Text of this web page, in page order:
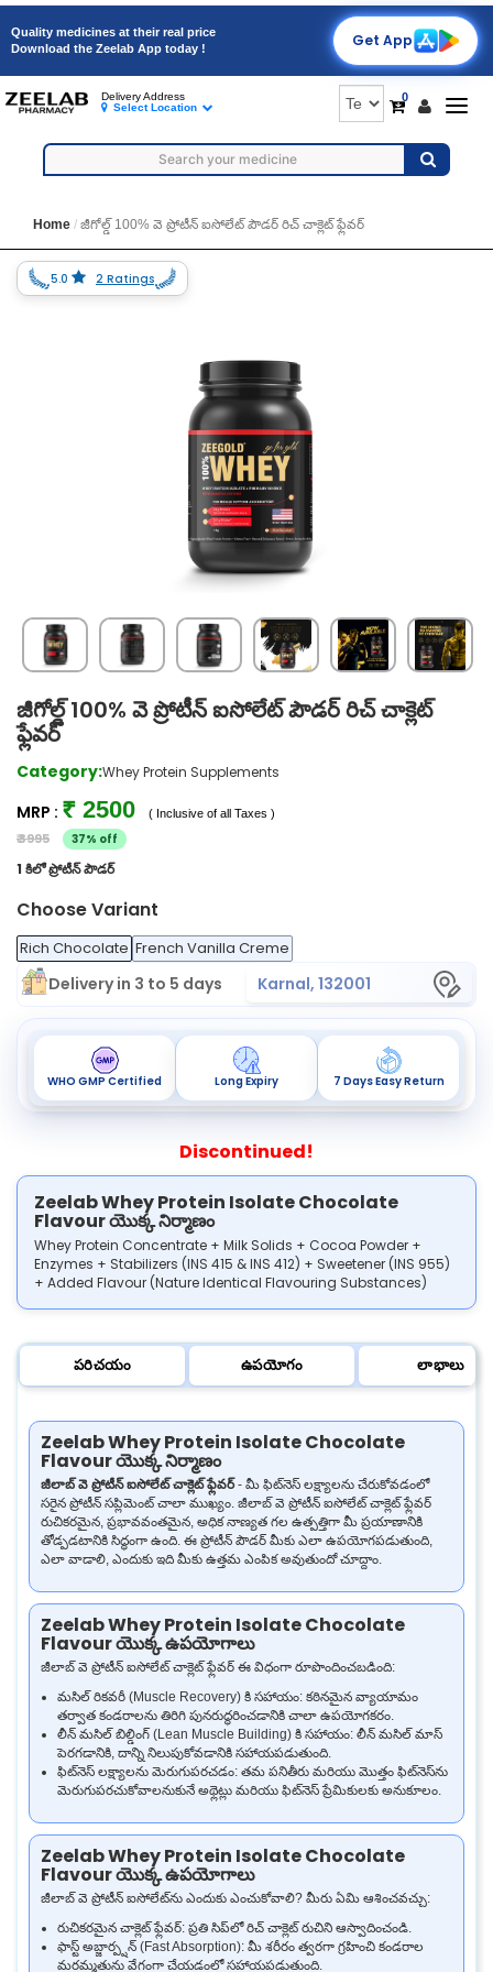
Quality medicines at their real price
Download the Zeelab App today !
Get App
0
Delivery Address
Select Location
Home జీగోల్డ్ 100% వె ప్రోటీన్ ఐసోలేట్ పౌడర్ రిచ్ చాక్లెట్ ఫ్లేవర్
5.0 2 Ratings
జీగోల్డ్ 100% వె ప్రోటీన్ ఐసోలేట్ పౌడర్ రిచ్ చాక్లెట్
ఫ్లేవర్
Category:Whey Protein Supplements
MRP : ₹ 2500 ( Inclusive of all Taxes )
₹ 3995 37% off
1 కిలో ప్రోటీన్ పౌడర్
Choose Variant
Rich Chocolate French Vanilla Creme
Delivery in 3 to 5 days Karnal, 132001
WHO GMP Certified Long Expiry 7 Days Easy Return
Discontinued!
Zeelab Whey Protein Isolate Chocolate
Flavour యొక్క నిర్మాణం
Whey Protein Concentrate + Milk Solids + Cocoa Powder +
Enzymes + Stabilizers (INS 415 & INS 412) + Sweetener (INS 955)
+ Added Flavour (Nature Identical Flavouring Substances)
పరిచయం ఉపయోగం లాభాలు
Zeelab Whey Protein Isolate Chocolate
Flavour యొక్క నిర్మాణం
జీలాబ్ వె ప్రోటీన్ ఐసోలేట్ చాక్లెట్ ఫ్లేవర్- మీ ఫిట్‌నెస్ లక్ష్యాలను చేరుకోవడంలో
సరైన ప్రోటీన్ సప్లిమెంట్ చాలా ముఖ్యం. జీలాబ్ వె ప్రోటీన్ ఐసోలేట్ చాక్లెట్ ఫ్లేవర్
రుచికరమైన, ప్రభావవంతమైన, అధిక నాణ్యత గల ఉత్పత్తిగా మీ ప్రయాణానికి
తోడ్పడటానికి సిద్ధంగా ఉంది. ఈ ప్రోటీన్ పౌడర్ మీకు ఎలా ఉపయోగపడుతుంది,
ఎలా వాడాలి, ఎందుకు ఇది మీకు ఉత్తమ ఎంపిక అవుతుందో చూద్దాం.
Zeelab Whey Protein Isolate Chocolate
Flavour యొక్క ఉపయోగాలు
జీలాబ్ వె ప్రోటీన్ ఐసోలేట్ చాక్లెట్ ఫ్లేవర్ ఈ విధంగా రూపొందించబడింది:
మసిల్ రికవరీ (Muscle Recovery) కి సహాయం: కఠినమైన వ్యాయామం
తర్వాత కండరాలను తిరిగి పునరుద్ధరించడానికి చాలా ఉపయోగకరం.
లీన్ మసిల్ బిల్డింగ్ (Lean Muscle Building) కి సహాయం: లీన్ మసిల్ మాస్
పెరగడానికి, దాన్ని నిలుపుకోవడానికి సహాయపడుతుంది.
ఫిట్‌నెస్ లక్ష్యాలను మెరుగుపరచడం: తమ పనితీరు మరియు మొత్తం ఫిట్‌నెస్‌ను
మెరుగుపరచుకోవాలనుకునే అథ్లెట్లు మరియు ఫిట్‌నెస్ ప్రేమికులకు అనుకూలం.
Zeelab Whey Protein Isolate Chocolate
Flavour యొక్క ఉపయోగాలు
జీలాబ్ వె ప్రోటీన్ ఐసోలేట్‌ను ఎందుకు ఎంచుకోవాలి? మీరు ఏమి ఆశించవచ్చు:
రుచికరమైన చాక్లెట్ ఫ్లేవర్: ప్రతి సిప్‌లో రిచ్ చాక్లెట్ రుచిని ఆస్వాదించండి.
ఫాస్ట్ అబ్జార్ప్షన్ (Fast Absorption): మీ శరీరం త్వరగా గ్రహించి కండరాల
మరమ్మతును వేగంగా చేయడంలో సహాయపడుతుంది.